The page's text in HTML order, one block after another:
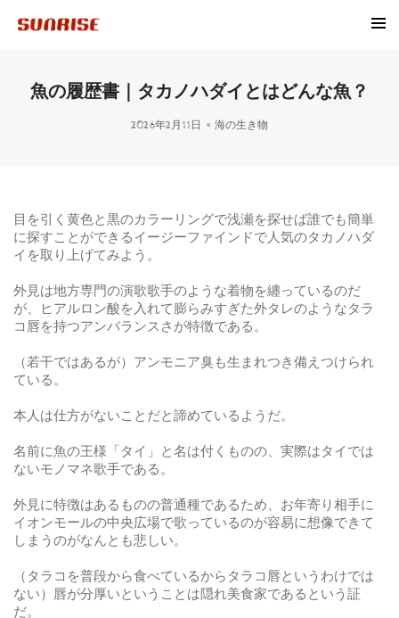
魚の履歴書｜タカノハダイとはどんな魚？
2026年2月11日 海の生き物
目を引く黄色と黒のカラーリングで浅瀬を探せば誰でも簡単
に探すことができるイージーファインドで人気のタカノハダ
イを取り上げてみよう。
外見は地方専門の演歌歌手のような着物を纏っているのだ
が、ヒアルロン酸を入れて膨らみすぎた外タレのようなタラ
コ唇を持つアンバランスさが特徴である。
（若干ではあるが）アンモニア臭も生まれつき備えつけられ
ている。
本人は仕方がないことだと諦めているようだ。
名前に魚の王様「タイ」と名は付くものの、実際はタイでは
ないモノマネ歌手である。
外見に特徴はあるものの普通種であるため、お年寄り相手に
イオンモールの中央広場で歌っているのが容易に想像できて
しまうのがなんとも悲しい。
（タラコを普段から食べているからタラコ唇というわけでは
ない）唇が分厚いということは隠れ美食家であるという証
だ。